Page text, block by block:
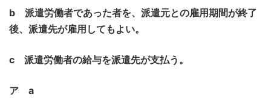
b 派遣労働者であった者を、派遣元との雇用期間が終了
後、派遣先が雇用してもよい。
c 派遣労働者の給与を派遣先が支払う。
ア a